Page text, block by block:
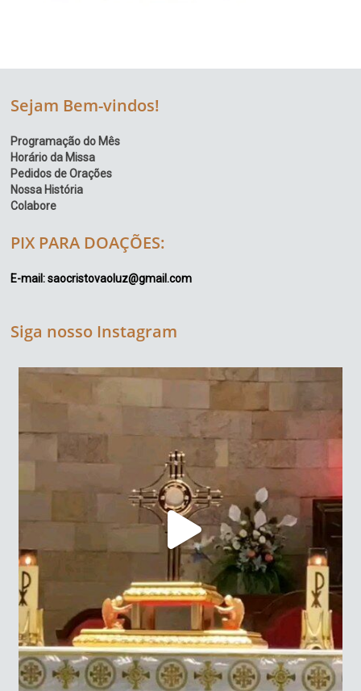
Sejam Bem-vindos!
Programação do Mês
Horário da Missa
Pedidos de Orações
Nossa História
Colabore
PIX PARA DOAÇÕES:
E-mail: saocristovaoluz@gmail.com
Siga nosso Instagram